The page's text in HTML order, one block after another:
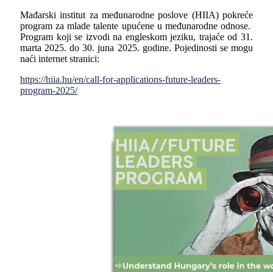
Mađarski institut za međunarodne poslove (HIIA)pokreće
program za mlade talente upućene u međunarodne odnose.
Program koji se izvodi na engleskom jeziku, trajaće od 31.
marta 2025. do 30. juna 2025. godine. Pojedinosti se mogu
naći internet stranici:
https://hiia.hu/en/call-for-applications-future-leaders-
program-2025/